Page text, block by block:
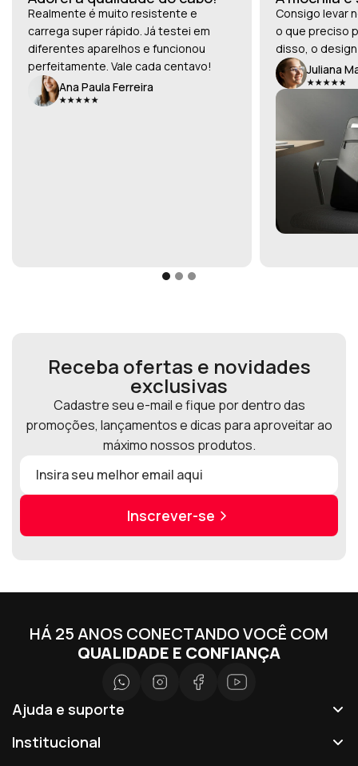
Realmente é muito resistente e
carrega super rápido. Já testei em
diferentes aparelhos e funcionou
perfeitamente. Vale cada centavo!
Ana Paula Ferreira
Consigo levar
o que preciso
disso, o
Juliana
Receba ofertas e novidades
exclusivas
Cadastre seu e-mail e fique por dentro das
promoções, lançamentos e dicas para aproveitar ao
máximo nossos produtos.
Inscrever-se
HÁ 25 ANOS CONECTANDO VOCÊ COM
QUALIDADE E CONFIANÇA
Ajuda e suporte
Institucional